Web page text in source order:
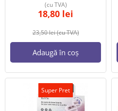
23,50lei(cu TVA)
18,80 lei
(cu TVA)
Adaugă în coș
Super Pret